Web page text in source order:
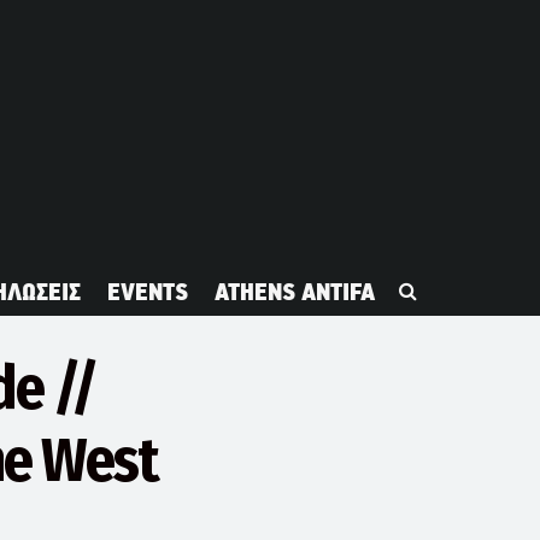
EVENTS ATHENS ANTIFA
//
West